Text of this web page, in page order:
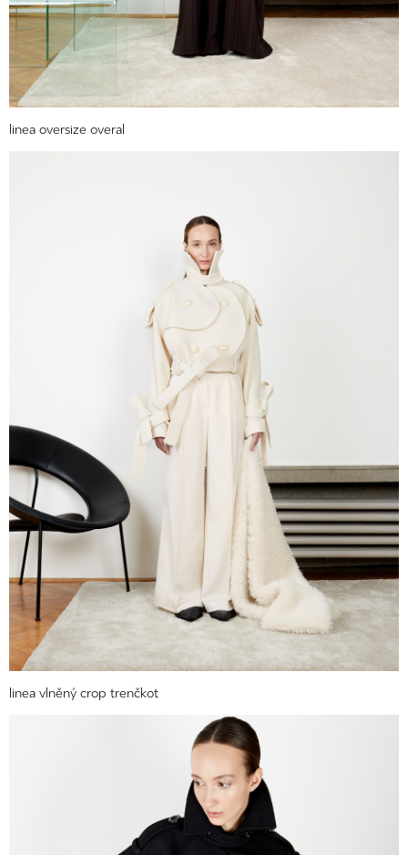
linea oversize overal
linea vlněný crop trenčkot